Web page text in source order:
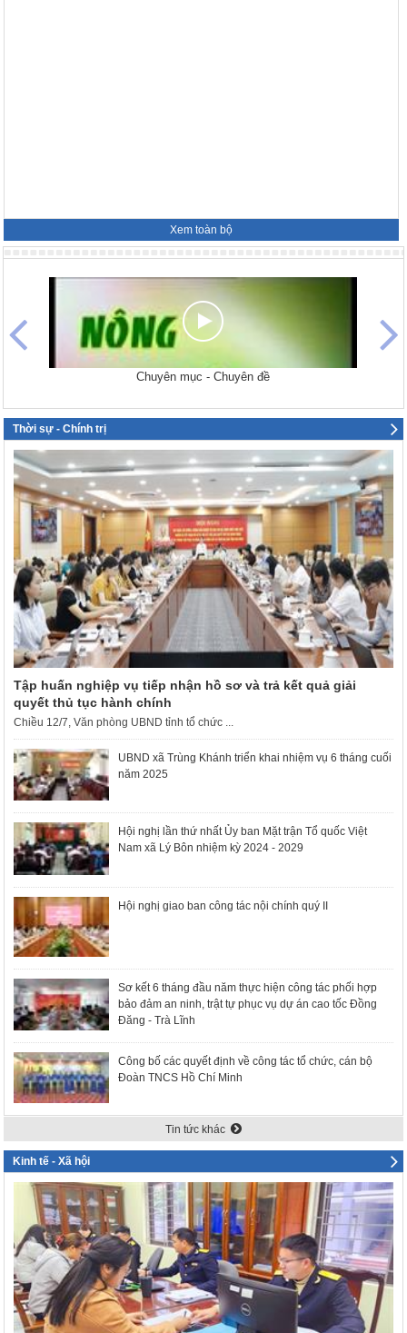
Xem toàn bộ
Chuyên mục - Chuyên đề
Thời sự - Chính trị
Tập huấn nghiệp vụ tiếp nhận hồ sơ và trả kết quả giải
quyết thủ tục hành chính
Chiều 12/7, Văn phòng UBND tỉnh tổ chức ...
UBND xã Trùng Khánh triển khai nhiệm vụ 6 tháng cuối
năm 2025
Hội nghị lần thứ nhất Ủy ban Mặt trận Tổ quốc Việt
Nam xã Lý Bôn nhiệm kỳ 2024 - 2029
Hội nghị giao ban công tác nội chính quý II
Sơ kết 6 tháng đầu năm thực hiện công tác phối hợp
bảo đảm an ninh, trật tự phục vụ dự án cao tốc Đồng
Đăng - Trà Lĩnh
Công bố các quyết định về công tác tổ chức, cán bộ
Đoàn TNCS Hồ Chí Minh
Tin tức khác
Kinh tế - Xã hội